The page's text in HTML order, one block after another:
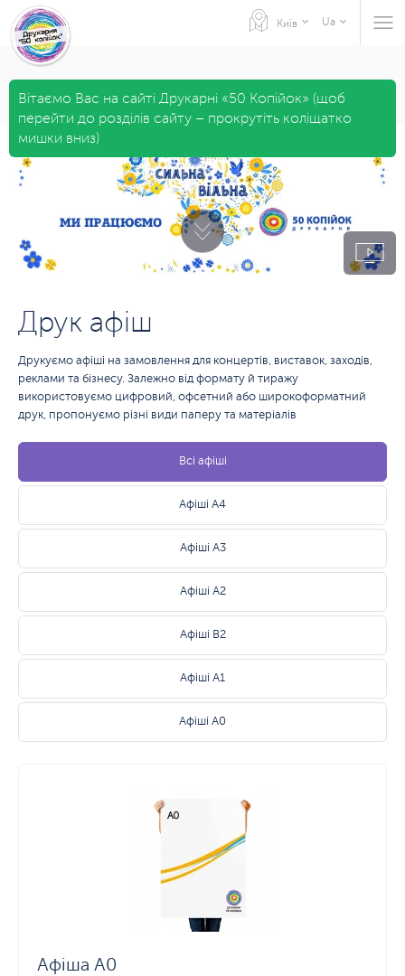
Київ Ua
Вітаємо Вас на сайті Друкарні «50 Копійок» (щоб
перейти до розділів сайту – прокрутіть коліщатко
мишки вниз)
Друк афіш
Друкуємо афіші на замовлення для концертів, виставок, заходів,
реклами та бізнесу. Залежно від формату й тиражу
використовуємо цифровий, офсетний або широкоформатний
друк, пропонуємо різні види паперу та матеріалів
Всі афіші
Афіші А4
Афіші А3
Афіші А2
Афіші В2
Афіші А1
Афіші А0
Афіша А0